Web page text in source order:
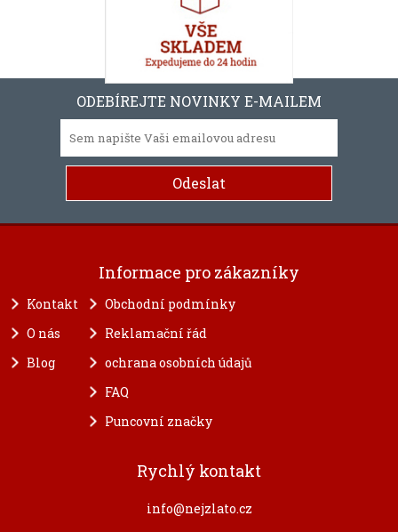
ODEBÍREJTE NOVINKY E-MAILEM
Informace pro zákazníky
Kontakt
O nás
Blog
Obchodní podmínky
Reklamační řád
ochrana osobních údajů
FAQ
Puncovní značky
Rychlý kontakt
info@nejzlato.cz